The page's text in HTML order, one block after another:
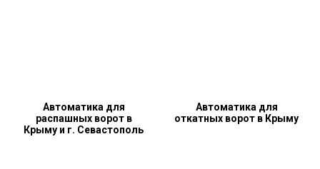
Автоматика для
распашных ворот в
Крыму и г. Севастополь
Автоматика для
откатных ворот в Крыму